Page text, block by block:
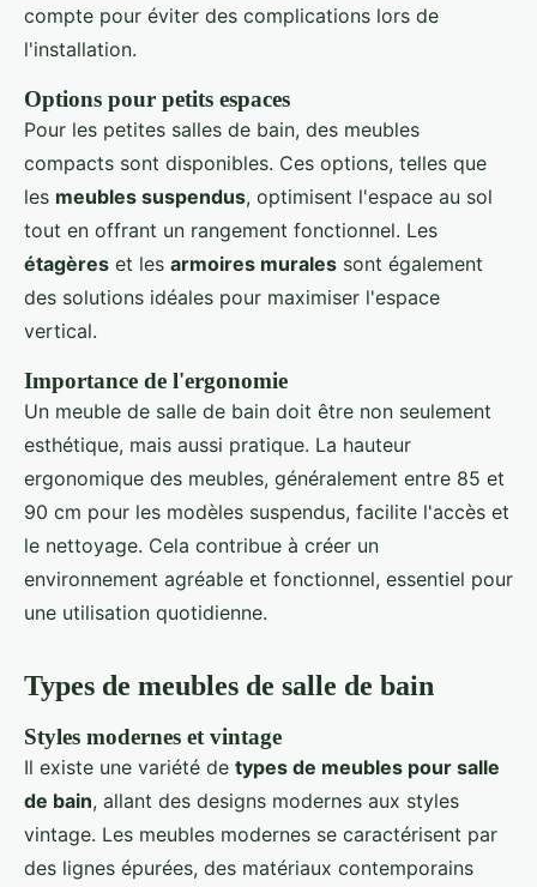
compte pour éviter des complications lors de
l'installation.
Options pour petits espaces
Pour les petites salles de bain, des meubles
compacts sont disponibles. Ces options, telles que
les meubles suspendus, optimisent l'espace au sol
tout en offrant un rangement fonctionnel. Les
étagères et les armoires murales sont également
des solutions idéales pour maximiser l'espace
vertical.
Importance de l'ergonomie
Un meuble de salle de bain doit être non seulement
esthétique, mais aussi pratique. La hauteur
ergonomique des meubles, généralement entre 85 et
90 cm pour les modèles suspendus, facilite l'accès et
le nettoyage. Cela contribue à créer un
environnement agréable et fonctionnel, essentiel pour
une utilisation quotidienne.
Types de meubles de salle de bain
Styles modernes et vintage
Il existe une variété de types de meubles pour salle
de bain, allant des designs modernes aux styles
vintage. Les meubles modernes se caractérisent par
des lignes épurées, des matériaux contemporains